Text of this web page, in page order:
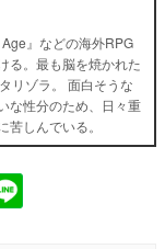
』などの海外RPG
る。最も脳を焼かれた
リゾラ。 面白そうな
な性分のため、日々重
しんでいる。